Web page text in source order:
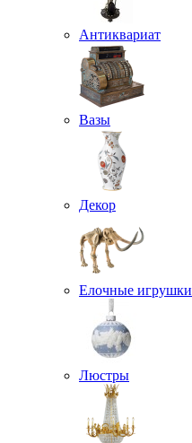
Антиквариат
Вазы
Декор
Елочные игрушки
Люстры